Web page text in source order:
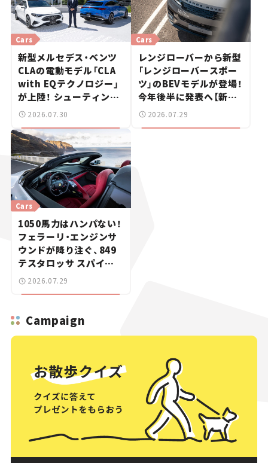
Cars
新型メルセデス・ベンツ
CLAの電動モデル「CLA
with EQテクノロジー」
が上陸！ シューティング
ブレークも発売【新車ニ
2026.07.30
Cars
レンジローバーから新型
「レンジローバースポー
ツ」のBEVモデルが登場！
今年後半に発表へ【新車
ニュース】
2026.07.29
Cars
1050馬力はハンパない！
フェラーリ・エンジンサ
ウンドが降り注ぐ、849
テスタロッサ スパイダ
ーに試乗。
2026.07.29
Campaign